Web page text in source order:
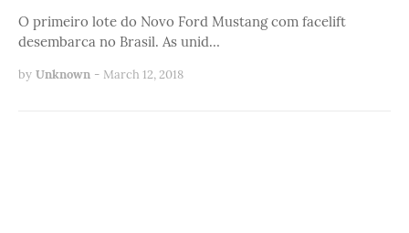
O primeiro lote do Novo Ford Mustang com facelift
desembarca no Brasil. As unid…
by Unknown - March 12, 2018